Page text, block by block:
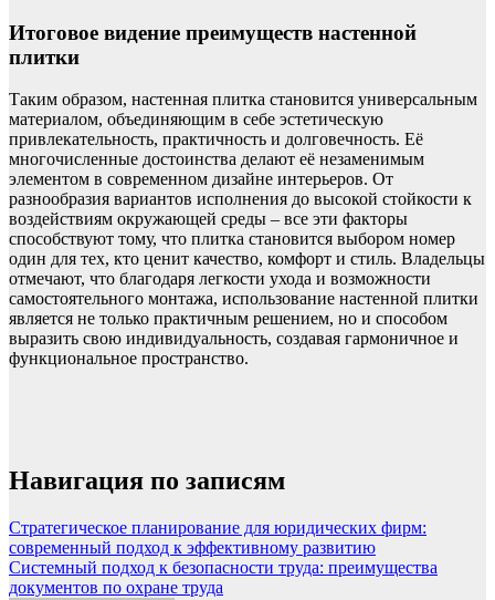
Итоговое видение преимуществ настенной
плитки
Таким образом, настенная плитка становится универсальным
материалом, объединяющим в себе эстетическую
привлекательность, практичность и долговечность. Её
многочисленные достоинства делают её незаменимым
элементом в современном дизайне интерьеров. От
разнообразия вариантов исполнения до высокой стойкости к
воздействиям окружающей среды – все эти факторы
способствуют тому, что плитка становится выбором номер
один для тех, кто ценит качество, комфорт и стиль. Владельцы
отмечают, что благодаря легкости ухода и возможности
самостоятельного монтажа, использование настенной плитки
является не только практичным решением, но и способом
выразить свою индивидуальность, создавая гармоничное и
функциональное пространство.
Навигация по записям
Стратегическое планирование для юридических фирм:
современный подход к эффективному развитию
Системный подход к безопасности труда: преимущества
документов по охране труда